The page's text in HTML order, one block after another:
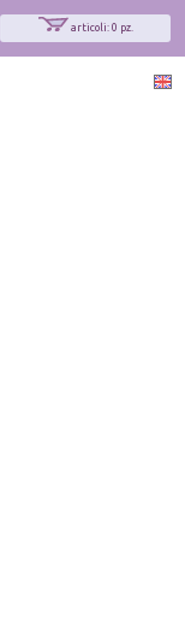
articoli: 0 pz.